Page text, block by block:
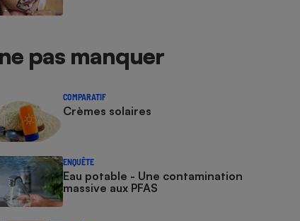
pas manquer
COMPARATIF
Crèmes solaires
ENQUÊTE
Eau potable - Une contamination
massive aux PFAS